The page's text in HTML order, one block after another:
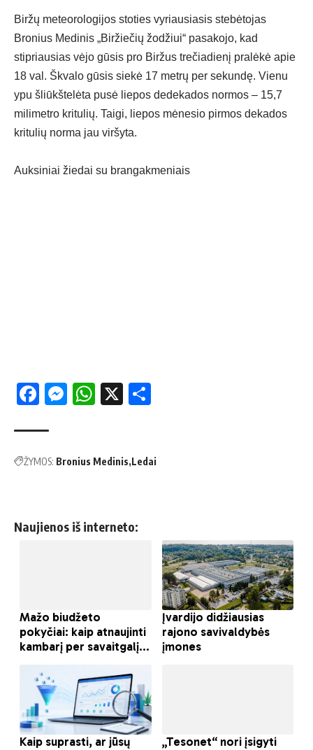
Biržų meteorologijos stoties vyriausiasis stebėtojas
Bronius Medinis „Biržiečių žodžiui“ pasakojo, kad
stipriausias vėjo gūsis pro Biržus trečiadienį pralėkė apie
18 val. Škvalo gūsis siekė 17 metrų per sekundę. Vienu
ypu šliūkštelėta pusė liepos dedekados normos – 15,7
milimetro kritulių. Taigi, liepos mėnesio pirmos dekados
kritulių norma jau viršyta.
Auksiniai žiedai su brangakmeniais
Facebook
Messenger
WhatsApp
X
ŽYMOS: Bronius Medinis Ledai
Naujienos iš interneto: